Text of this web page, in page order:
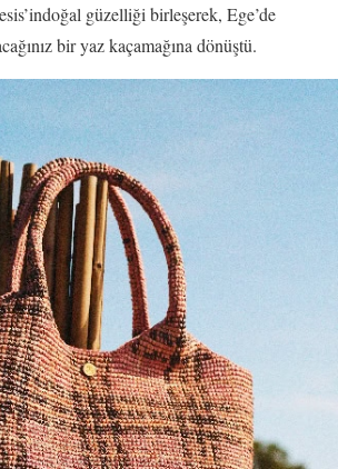
güzelliği birleşerek, Ege’de
bir yaz kaçamağına dönüştü.